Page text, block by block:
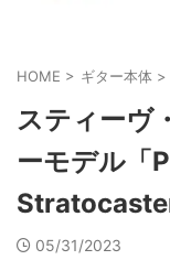
HOME > ギター本体 >
スティーヴ
ーモデル「
05/31/2023